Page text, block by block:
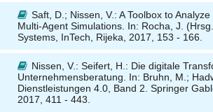
Saft, D.; Nissen, V. : A Toolbox to
Multi-Agent Simulations. In: Rocha, J.
Systems, InTech, Rijeka, 2017, 153 - 166.
Nissen, V.: Seifert, H. : Die digitale
Unternehmensberatung. In: Bruhn, M.;
Dienstleistungen 4.0, Band 2. Springer
2017, 411 - 443.